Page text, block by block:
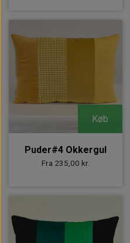
Køb
Puder#4 Okkergul
Fra 235,00 kr.